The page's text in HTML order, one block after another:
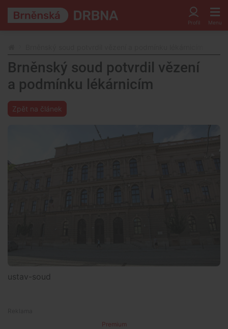
Brněnský soud potvrdil vězení
a podmínku lékárnicím
Zpět na článek
ustav-soud
Premium